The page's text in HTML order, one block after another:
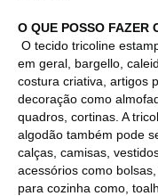
O QUE POSSO FAZER
O tecido tricoline
em geral, bargello,
costura criativa, artigos
decoração como
quadros, cortinas. A
algodão também pode
calças, camisas,
acessórios como
para cozinha como,